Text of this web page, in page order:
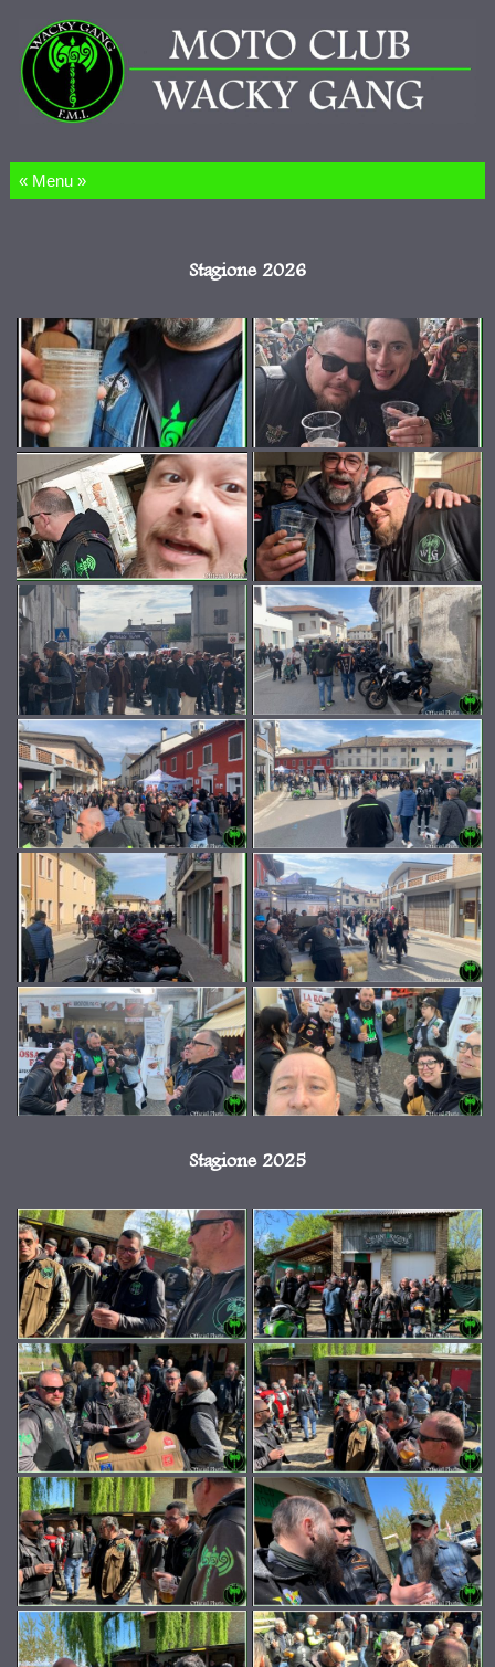
Salta al contenuto
Stagione 2026
Stagione 2025